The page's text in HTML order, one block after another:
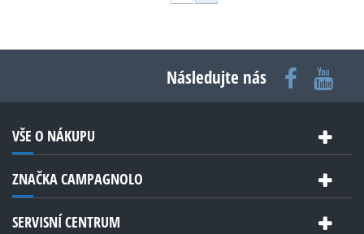
Následujte nás
VŠE O NÁKUPU
ZNAČKA CAMPAGNOLO
SERVISNÍ CENTRUM